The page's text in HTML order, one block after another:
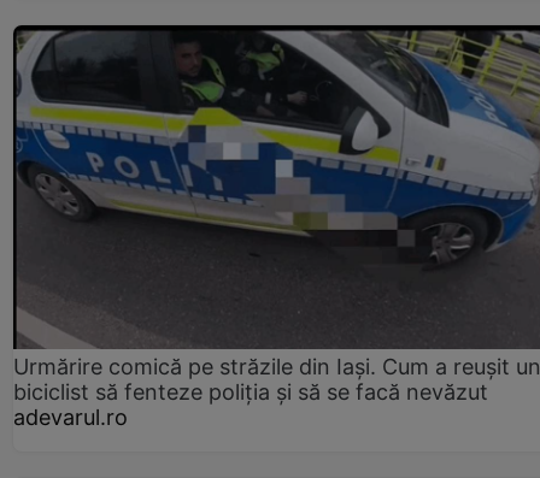
Urmărire comică pe străzile din Iași. Cum a reușit un
biciclist să fenteze poliția și să se facă nevăzut
adevarul.ro